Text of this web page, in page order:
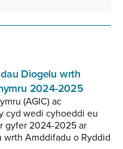
Diogelu wrth
2024-2025
(AGIC) ac
cyd wedi cyhoeddi eu
gyfer 2024-2025 ar
Amddifadu o Ryddid